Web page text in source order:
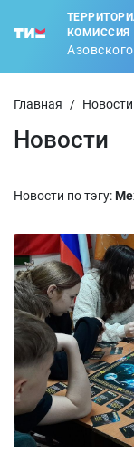
КОМИССИЯ
Главная / Новости
Новости
Новости по тэгу: